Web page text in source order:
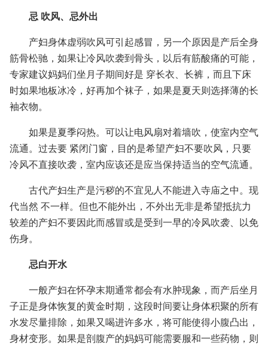
忌 吹风、忌外出
产妇身体虚弱吹风可引起感冒，另一个原因是产后全身
筋骨松驰，如果让冷风吹袭到骨头，以后有筋酸痛的可能，
专家建议妈妈们坐月子期间好是 穿长衣、长裤，而且下床
时如果地板冰冷，好再加个袜子，如果是夏天则选择薄的长
袖衣物。
如果是夏季闷热。可以让电风扇对着墙吹，使室内空气
流通。过去要 紧闭门窗，目的是希望产妇不要吹风，只要
冷风不直接吹袭，室内应该还是应当保持适当的空气流通。
古代产妇生产是污秽的不宜见人不能进入寺庙之中。现
代当然 不一样。但也不能外出，不外出无非是希望抵抗力
较差的产妇不要因此而感冒或是受到一早的冷风吹袭、以免
伤身。
忌白开水
一般产妇在怀孕末期通常都会有水肿现象，而产后坐月
子正是身体恢复的黄金时期，这段时间要让身体积聚的所有
水发尽量排除，如果又喝进许多水，将可能使得小腹凸出，
身材变形。如果是剖腹产的妈妈可能需要服和一些药物，则